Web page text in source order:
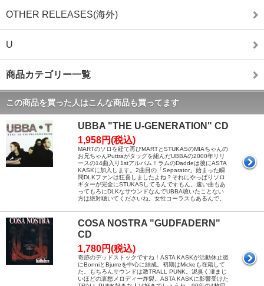
OTHER RELEASES(海外)
U
商品カテゴリー一覧
この商品を買った人はこんな商品も買ってます
UBBA "THE U-GENERATION" CD
1,958円(税込)
MARTのソロを経て再びMARTとSTUKASのMIAちゃんの
お兄ちゃんPuttraがタッグを組んだUBBAの2000年リリ
ースの14曲入り1stアルバム！ラムのDaddeは後にASTA
KASKに加入します。2曲目の「Separator」始まった瞬
間DLKファンは狂喜しましたよね？それにやっぱりソロ
ギターが完全にSTUKASしてるんですもん。速い曲もあ
ってもろにDLKなサウンドなんでUBBA聴いたことない
方は絶対聴いてくださいね。女性コーラスもあるんで。
COSA NOSTRA "GUDFADERN"
CD
1,780円(税込)
奇跡のデッドストックですね！ASTA KASKが活動休止後
にBonniとBjurreを中心に結成。初期はMickeも在籍して
た。もちろんサウンドは激TRALL PUNK。泥臭く凄まじ
いほどの哀愁メロディー炸裂。ASTA KASKに影響受けた